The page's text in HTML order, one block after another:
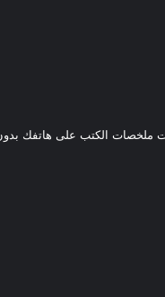
ملخصات الكتب على هاتفك